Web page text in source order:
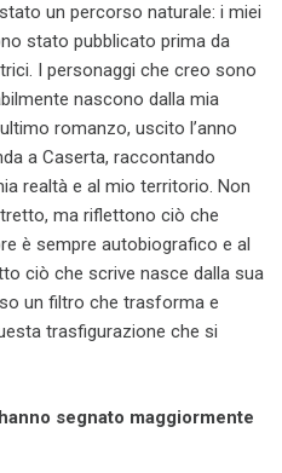
un percorso naturale: i miei
stato pubblicato prima da
I personaggi che creo sono
nascono dalla mia
romanzo, uscito l’anno
a Caserta, raccontando
realtà e al mio territorio. Non
ma riflettono ciò che
è sempre autobiografico e al
ciò che scrive nasce dalla sua
un filtro che trasforma e
trasfigurazione che si
segnato maggiormente